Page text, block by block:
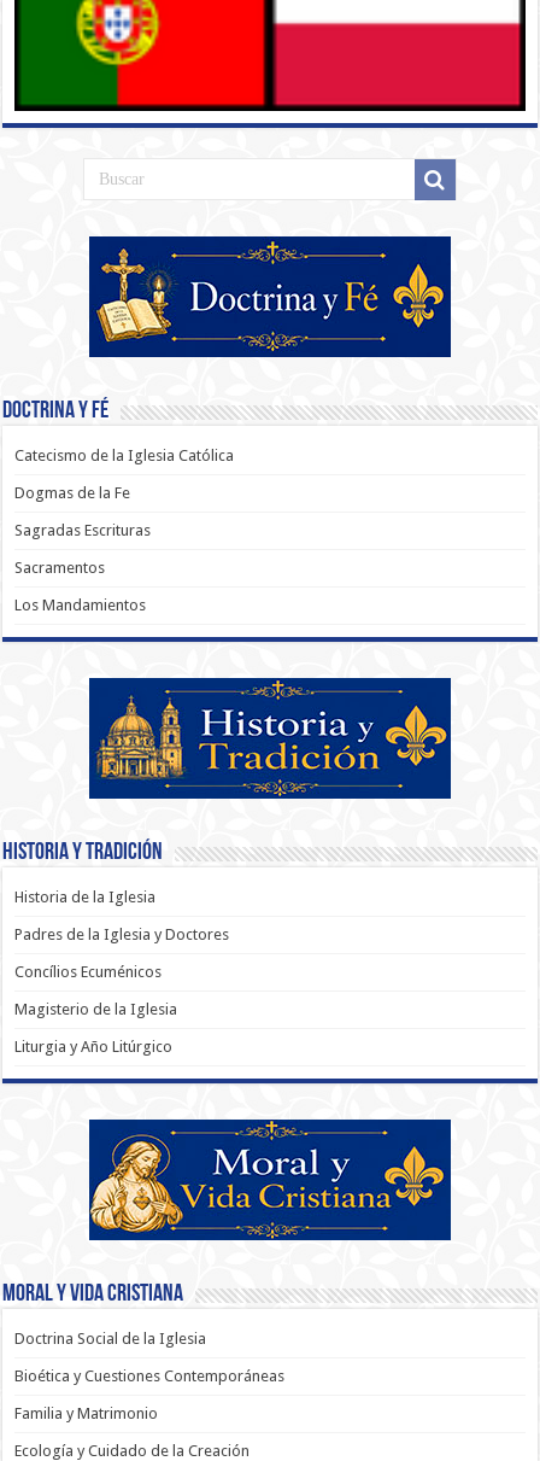
Doctrina y Fé
Catecismo de la Iglesia Católica
Dogmas de la Fe
Sagradas Escrituras
Sacramentos
Los Mandamientos
Historia y Tradición
Historia de la Iglesia
Padres de la Iglesia y Doctores
Concílios Ecuménicos
Magisterio de la Iglesia
Liturgia y Año Litúrgico
Moral y Vida Cristiana
Doctrina Social de la Iglesia
Bioética y Cuestiones Contemporáneas
Familia y Matrimonio
Ecología y Cuidado de la Creación